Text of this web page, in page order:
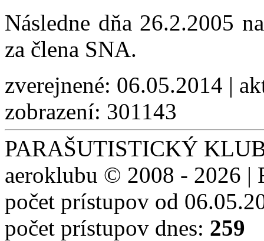
Následne dňa 26.2.2005
za člena SNA.
zverejnené: 06.05.2014 |
zobrazení: 301143
PARAŠUTISTICKÝ
aeroklubu © 2008 - 2026 |
počet prístupov od
počet prístupov dnes: 259